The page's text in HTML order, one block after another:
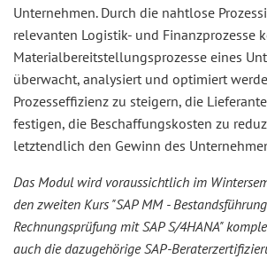
Unternehmen. Durch die nahtlose
relevanten Logistik- und Finanzprozesse
Materialbereitstellungsprozesse eines
überwacht, analysiert und optimiert
Prozesseffizienz zu steigern, die
festigen, die Beschaffungskosten zu
letztendlich den Gewinn des
Das Modul wird voraussichtlich im
den zweiten Kurs "SAP MM -
Rechnungsprüfung mit SAP S/4HANA"
auch die dazugehörige SAP-